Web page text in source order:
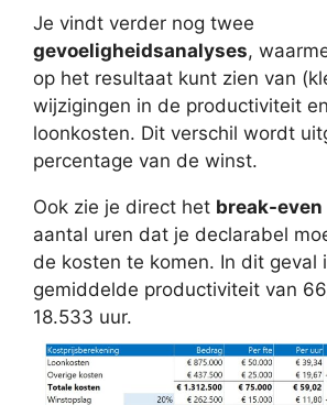
Je vindt verder nog twee
gevoeligheidsanalyses,
op het resultaat kunt zien van
wijzigingen in de productiviteit
loonkosten. Dit verschil wordt
percentage van de winst.
Ook zie je direct het break-
aantal uren dat je declarabel
de kosten te komen. In dit geval
gemiddelde productiviteit van
18.533 uur.